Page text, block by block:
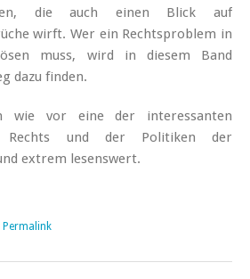
die auch einen Blick auf
wirft. Wer ein Rechtsproblem in
muss, wird in diesem Band
dazu finden.
wie vor eine der interessanten
Rechts und der Politiken der
extrem lesenswert.
Permalink